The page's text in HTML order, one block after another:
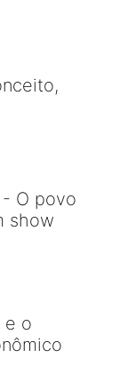
O povo
show
e o